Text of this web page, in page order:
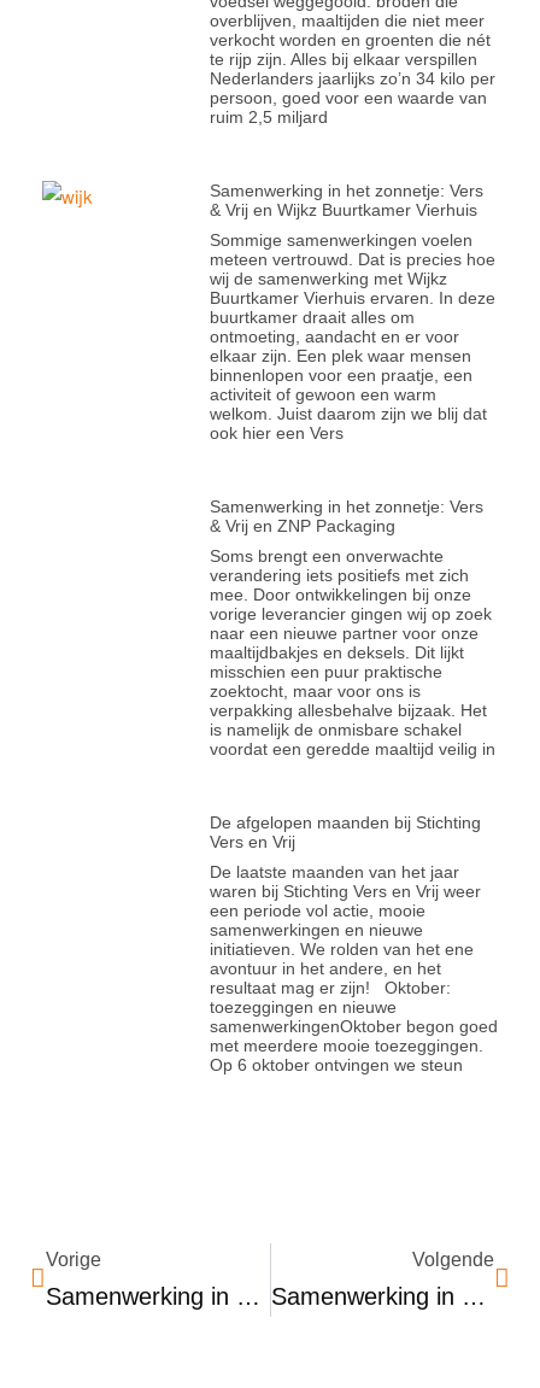
overblijven, maaltijden die niet meer
verkocht worden en groenten die nét
te rijp zijn. Alles bij elkaar verspillen
Nederlanders jaarlijks zo’n 34 kilo per
persoon, goed voor een waarde van
ruim 2,5 miljard
Samenwerking in het zonnetje: Vers
& Vrij en Wijkz Buurtkamer Vierhuis
Sommige samenwerkingen voelen
meteen vertrouwd. Dat is precies hoe
wij de samenwerking met Wijkz
Buurtkamer Vierhuis ervaren. In deze
buurtkamer draait alles om
ontmoeting, aandacht en er voor
elkaar zijn. Een plek waar mensen
binnenlopen voor een praatje, een
activiteit of gewoon een warm
welkom. Juist daarom zijn we blij dat
ook hier een Vers
Samenwerking in het zonnetje: Vers
& Vrij en ZNP Packaging
Soms brengt een onverwachte
verandering iets positiefs met zich
mee. Door ontwikkelingen bij onze
vorige leverancier gingen wij op zoek
naar een nieuwe partner voor onze
maaltijdbakjes en deksels. Dit lijkt
misschien een puur praktische
zoektocht, maar voor ons is
verpakking allesbehalve bijzaak. Het
is namelijk de onmisbare schakel
voordat een geredde maaltijd veilig in
De afgelopen maanden bij Stichting
Vers en Vrij
De laatste maanden van het jaar
waren bij Stichting Vers en Vrij weer
een periode vol actie, mooie
samenwerkingen en nieuwe
initiatieven. We rolden van het ene
avontuur in het andere, en het
resultaat mag er zijn! Oktober:
toezeggingen en nieuwe
samenwerkingenOktober begon goed
met meerdere mooie toezeggingen.
Op 6 oktober ontvingen we steun
Vorige
Samenwerking in het Zonnetje: Vers en Vrij en Cardia (Locatie Tabitha)
Volgende
Samenwerking in het Zonnetje: Vers en Vrij en Lasanie Tandoori Restaurant